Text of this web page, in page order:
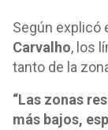
Según explicó
Carvalho, los
tanto de la
“Las zonas
más bajos,